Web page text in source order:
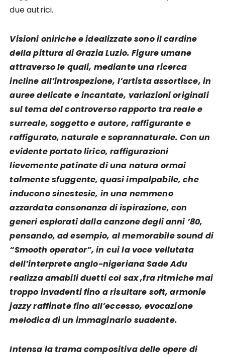
due autrici.
Visioni oniriche e idealizzate sono il cardine
della pittura di Grazia Luzio. Figure umane
attraverso le quali, mediante una ricerca
incline all’introspezione, l’artista assortisce, in
auree delicate e incantate, variazioni originali
sul tema del controverso rapporto tra reale e
surreale, soggetto e autore, raffigurante e
raffigurato, naturale e soprannaturale. Con un
evidente portato lirico, raffigurazioni
lievemente patinate di una natura ormai
talmente sfuggente, quasi impalpabile, che
inducono sinestesie, in una nemmeno
azzardata consonanza di ispirazione, con
generi esplorati dalla canzone degli anni ’80,
pensando, ad esempio, al memorabile sound di
“Smooth operator”, in cui la voce vellutata
dell’interprete anglo-nigeriana Sade Adu
realizza amabili duetti col sax ,fra ritmiche mai
troppo invadenti fino a risultare soft, armonie
jazzy raffinate fino all’eccesso, evocazione
melodica di un immaginario suadente.
Intensa la trama compositiva delle opere di